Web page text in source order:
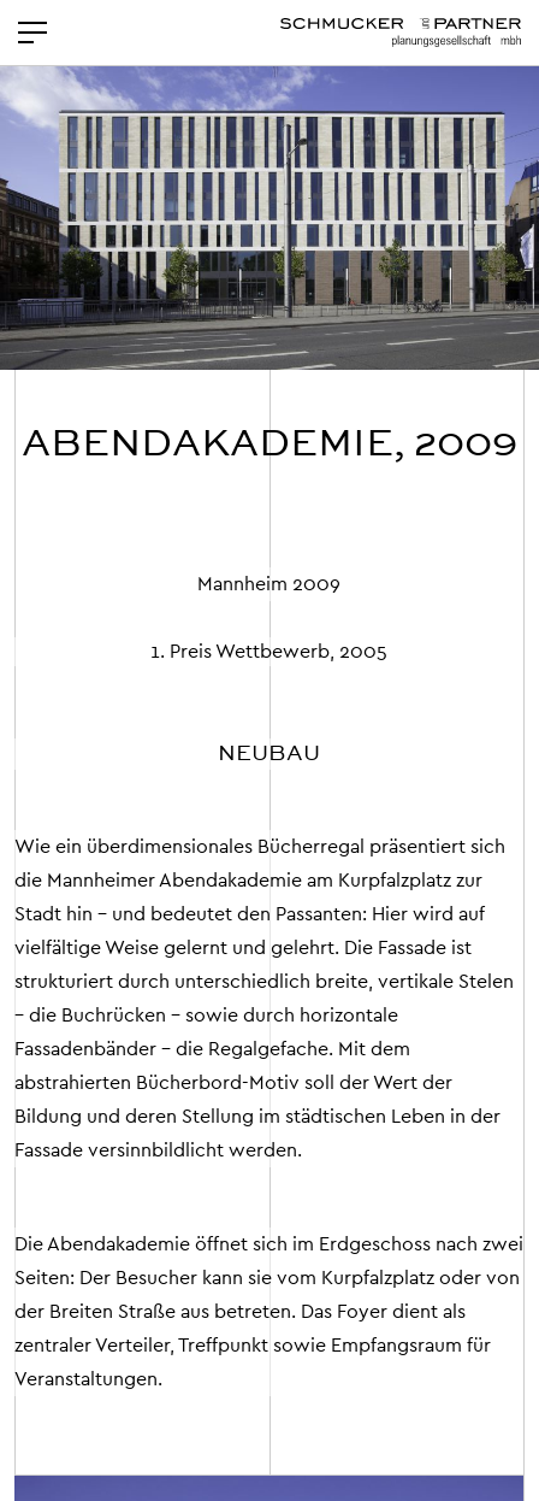
PROJEKTE
NEWS
LEISTUNGEN
TEAM
OFFENE STELLEN
ABENDAKADEMIE, 2009
Mannheim 2009
1. Preis Wettbewerb, 2005
NEUBAU
Wie ein überdimensionales Bücherregal präsentiert sich
die Mannheimer Abendakademie am Kurpfalzplatz zur
Stadt hin – und bedeutet den Passanten: Hier wird auf
vielfältige Weise gelernt und gelehrt. Die Fassade ist
strukturiert durch unterschiedlich breite, vertikale Stelen
– die Buchrücken – sowie durch horizontale
Fassadenbänder – die Regalgefache. Mit dem
abstrahierten Bücherbord-Motiv soll der Wert der
Bildung und deren Stellung im städtischen Leben in der
Fassade versinnbildlicht werden.
Die Abendakademie öffnet sich im Erdgeschoss nach zwei
Seiten: Der Besucher kann sie vom Kurpfalzplatz oder von
der Breiten Straße aus betreten. Das Foyer dient als
zentraler Verteiler, Treffpunkt sowie Empfangsraum für
Veranstaltungen.